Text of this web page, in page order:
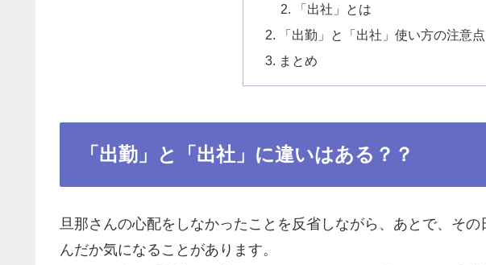
「出社」とは
「出勤」と「出社」使い方の注意点
まとめ
「出勤」と「出社」に違いはある？？
旦那さんの心配をしなかったことを反省しながら、あとで、そ
んだか気になることがあります。